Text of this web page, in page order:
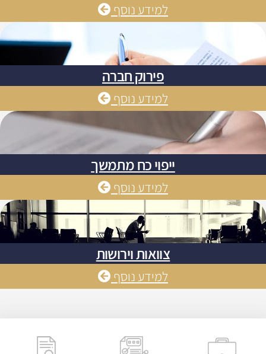
למידע נוסף
פירוק חברה
למידע נוסף
ייפוי כח מתמשך
למידע נוסף
צוואות וירושות
למידע נוסף